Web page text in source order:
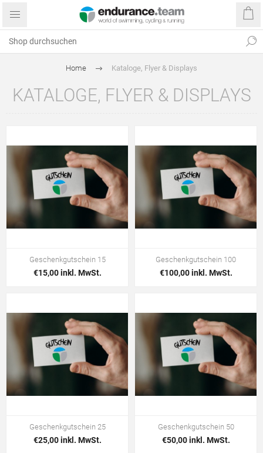
Home Kataloge, Flyer & Displays
KATALOGE, FLYER & DISPLAYS
Geschenkgutschein 15
€15,00 inkl. MwSt.
Geschenkgutschein 100
€100,00 inkl. MwSt.
Geschenkgutschein 25
€25,00 inkl. MwSt.
Geschenkgutschein 50
€50,00 inkl. MwSt.